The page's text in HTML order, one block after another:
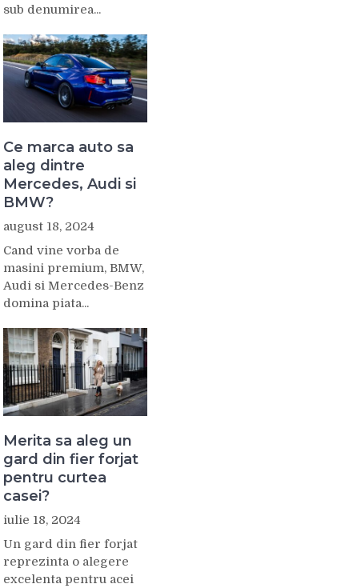
sub denumirea...
Ce marca auto sa
aleg dintre
Mercedes, Audi si
BMW?
august 18, 2024
Cand vine vorba de
masini premium, BMW,
Audi si Mercedes-Benz
domina piata...
Merita sa aleg un
gard din fier forjat
pentru curtea
casei?
iulie 18, 2024
Un gard din fier forjat
reprezinta o alegere
excelenta pentru acei